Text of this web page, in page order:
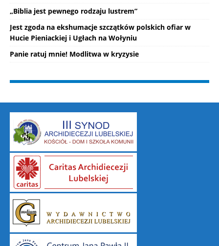
„Biblia jest pewnego rodzaju lustrem”
Jest zgoda na ekshumacje szczątków polskich ofiar w
Hucie Pieniackiej i Ugłach na Wołyniu
Panie ratuj mnie! Modlitwa w kryzysie